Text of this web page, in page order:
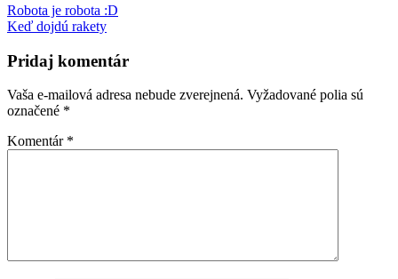
Navigácia
v
článku
Robota je robota :D
Keď dojdú rakety
Pridaj komentár
Vaša e-mailová adresa nebude zverejnená. Vyžadované polia sú
označené *
Komentár *